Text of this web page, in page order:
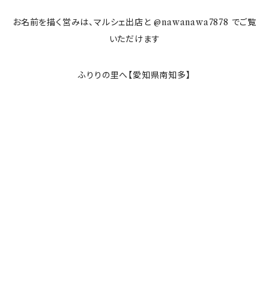
お名前を描く営みは、マルシェ出店と @nawanawa7878 でご覧
いただけます
ふりりの里へ【愛知県南知多】